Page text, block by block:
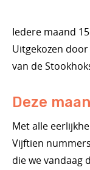
Iedere maand
Uitgekozen
van de
Deze
Met alle
Vijftien
die we vandaag